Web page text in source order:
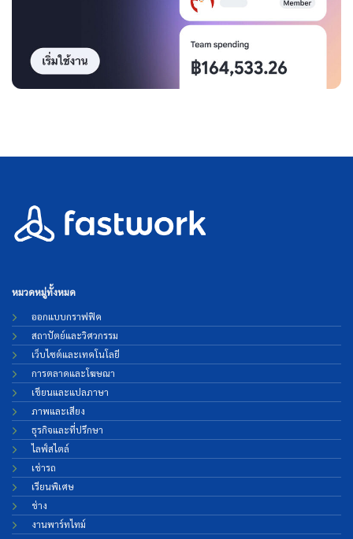
หมวดหมู่ทั้งหมด
ออกแบบกราฟฟิค
สถาปัตย์และวิศวกรรม
เว็บไซต์และเทคโนโลยี
การตลาดและโฆษณา
เขียนและแปลภาษา
ภาพและเสียง
ธุรกิจและที่ปรึกษา
ไลฟ์สไตล์
เช่ารถ
เรียนพิเศษ
ช่าง
งานพาร์ทไทม์